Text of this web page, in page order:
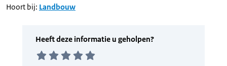
Hoort bij: Landbouw